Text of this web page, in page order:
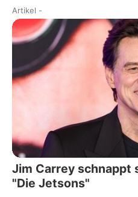
Artikel -
Jim Carrey schnappt
"Die Jetsons"